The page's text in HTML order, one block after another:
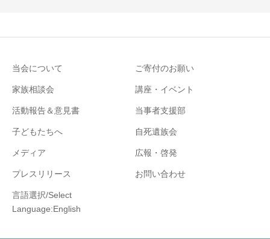
当会について ご寄付のお願い
家族相談会 講座・イベント
活動報告＆意見書 当事者支援部
子どもたちへ 自死遺族会
メディア 広報・啓発
プレスリリース お問い合わせ
言語選択/Select
Language:English